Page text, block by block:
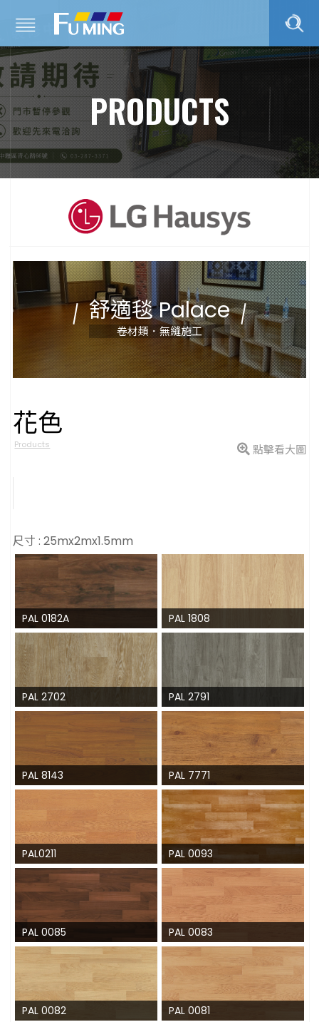
PRODUCTS
舒適毯 Palace
卷材類．無縫施工
花色
Products 點擊看大圖
尺寸 : 25mx2mx1.5mm
PAL 0182A PAL 1808
PAL 2702 PAL 2791
PAL 8143 PAL 7771
PAL0211 PAL 0093
PAL 0085 PAL 0083
PAL 0082 PAL 0081